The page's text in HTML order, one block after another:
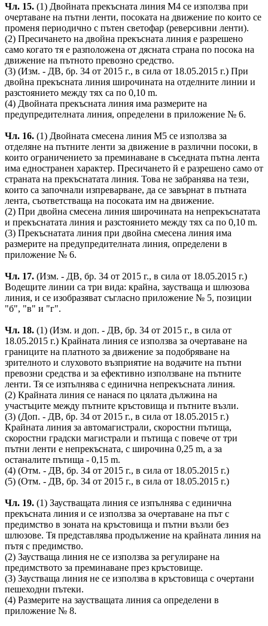
Чл. 15. (1) Двойната прекъсната линия М4 се използва при
очертаване на пътни ленти, посоката на движение по които се
променя периодично с пътен светофар (реверсивни ленти).
(2) Пресичането на двойна прекъсната линия е разрешено
само когато тя е разположена от дясната страна по посока на
движение на пътното превозно средство.
(3) (Изм. - ДВ, бр. 34 от 2015 г., в сила от 18.05.2015 г.) При
двойна прекъсната линия широчината на отделните линии и
разстоянието между тях са по 0,10 m.
(4) Двойната прекъсната линия има размерите на
предупредителната линия, определени в приложение № 6.
Чл. 16. (1) Двойната смесена линия М5 се използва за
отделяне на пътните ленти за движение в различни посоки, в
които ограничението за преминаване в съседната пътна лента
има едностранен характер. Пресичането й е разрешено само от
страната на прекъснатата линия. Това не забранява на тези,
които са започнали изпреварване, да се завърнат в пътната
лента, съответстваща на посоката им на движение.
(2) При двойна смесена линия широчината на непрекъснатата
и прекъснатата линия и разстоянието между тях са по 0,10 m.
(3) Прекъснатата линия при двойна смесена линия има
размерите на предупредителната линия, определени в
приложение № 6.
Чл. 17. (Изм. - ДВ, бр. 34 от 2015 г., в сила от 18.05.2015 г.)
Водещите линии са три вида: крайна, заустваща и шлюзова
линия, и се изобразяват съгласно приложение № 5, позиции
"б", "в" и "г".
Чл. 18. (1) (Изм. и доп. - ДВ, бр. 34 от 2015 г., в сила от
18.05.2015 г.) Крайната линия се използва за очертаване на
границите на платното за движение за подобряване на
зрителното и слуховото възприятие на водачите на пътни
превозни средства и за ефективно използване на пътните
ленти. Тя се изпълнява с единична непрекъсната линия.
(2) Крайната линия се нанася по цялата дължина на
участъците между пътните кръстовища и пътните възли.
(3) (Доп. - ДВ, бр. 34 от 2015 г., в сила от 18.05.2015 г.)
Крайната линия за автомагистрали, скоростни пътища,
скоростни градски магистрали и пътища с повече от три
пътни ленти е непрекъсната, с широчина 0,25 m, а за
останалите пътища - 0,15 m.
(4) (Отм. - ДВ, бр. 34 от 2015 г., в сила от 18.05.2015 г.)
(5) (Отм. - ДВ, бр. 34 от 2015 г., в сила от 18.05.2015 г.)
Чл. 19. (1) Заустващата линия се изпълнява с единична
прекъсната линия и се използва за очертаване на път с
предимство в зоната на кръстовища и пътни възли без
шлюзове. Тя представлява продължение на крайната линия на
пътя с предимство.
(2) Заустваща линия не се използва за регулиране на
предимството за преминаване през кръстовище.
(3) Заустваща линия не се използва в кръстовища с очертани
пешеходни пътеки.
(4) Размерите на заустващата линия са определени в
приложение № 8.